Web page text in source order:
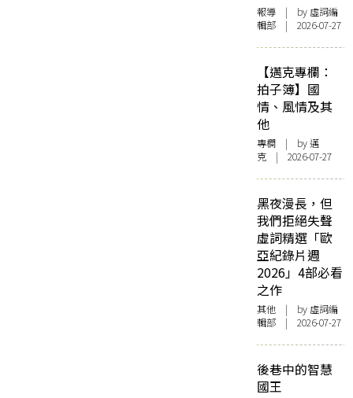
報導 | by 虛詞編
輯部 | 2026-07-27
【邁克專欄：
拍子簿】國
情、風情及其
他
專欄 | by邁
克 | 2026-07-27
黑夜漫長，但
我們拒絕失聲
虛詞精選「歐
亞紀錄片週
2026」4部必看
之作
其他 | by 虛詞編
輯部 | 2026-07-27
後巷中的智慧
國王